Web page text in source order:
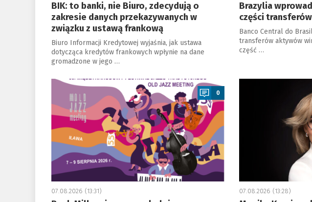
BIK: to banki, nie Biuro, zdecydują o
zakresie danych przekazywanych w
związku z ustawą frankową
Biuro Informacji Kredytowej wyjaśnia, jak ustawa
dotycząca kredytów frankowych wpłynie na dane
gromadzone w jego …
Brazylia
części
Banco Central do
transferów aktywów
część …
a
0
07.08.2026 (13:31)
a
07.08.2026 (13:28)